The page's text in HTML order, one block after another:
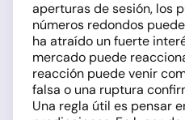
aperturas de sesión, los
números redondos
ha atraído un fuerte
mercado puede
reacción puede venir
falsa o una ruptura
Una regla útil es pensar